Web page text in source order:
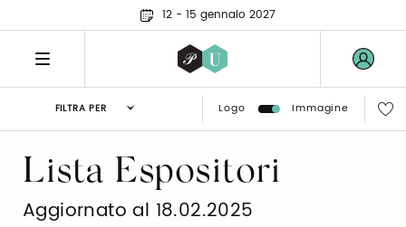
12 - 15 gennaio 2027
FILTRA PER Logo Immagine
Lista Espositori
Aggiornato al 18.02.2025